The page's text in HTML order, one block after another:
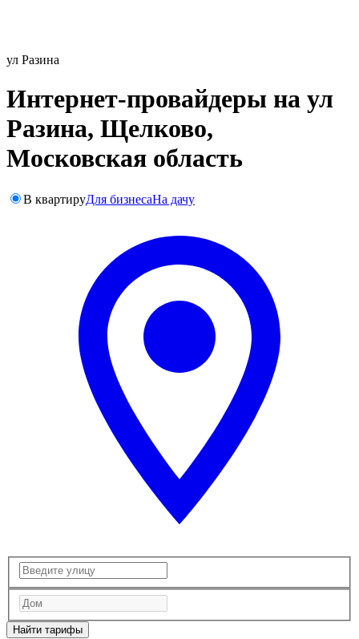
ул Разина
Интернет-провайдеры на ул
Разина, Щелково,
Московская область
В квартируДля бизнесаНа дачу
Найти тарифы